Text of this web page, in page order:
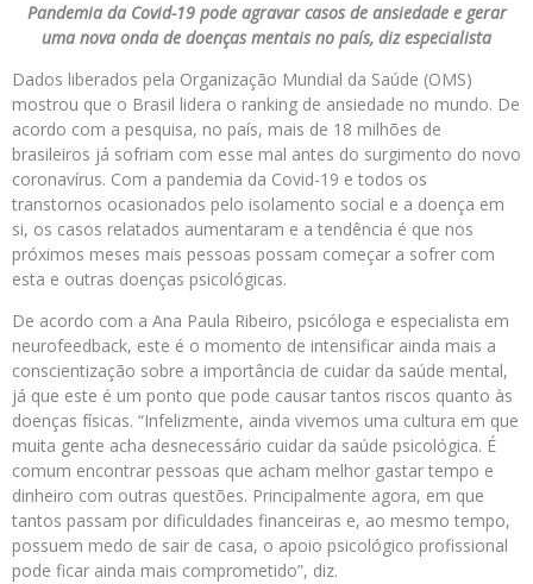
Pandemia da Covid-19 pode agravar casos de ansiedade e gerar
uma nova onda de doenças mentais no país, diz especialista
Dados liberados pela Organização Mundial da Saúde (OMS)
mostrou que o Brasil lidera o ranking de ansiedade no mundo. De
acordo com a pesquisa, no país, mais de 18 milhões de
brasileiros já sofriam com esse mal antes do surgimento do novo
coronavírus. Com a pandemia da Covid-19 e todos os
transtornos ocasionados pelo isolamento social e a doença em
si, os casos relatados aumentaram e a tendência é que nos
próximos meses mais pessoas possam começar a sofrer com
esta e outras doenças psicológicas.
De acordo com a Ana Paula Ribeiro, psicóloga e especialista em
neurofeedback, este é o momento de intensificar ainda mais a
conscientização sobre a importância de cuidar da saúde mental,
já que este é um ponto que pode causar tantos riscos quanto às
doenças físicas. “Infelizmente, ainda vivemos uma cultura em que
muita gente acha desnecessário cuidar da saúde psicológica. É
comum encontrar pessoas que acham melhor gastar tempo e
dinheiro com outras questões. Principalmente agora, em que
tantos passam por dificuldades financeiras e, ao mesmo tempo,
possuem medo de sair de casa, o apoio psicológico profissional
pode ficar ainda mais comprometido”, diz.